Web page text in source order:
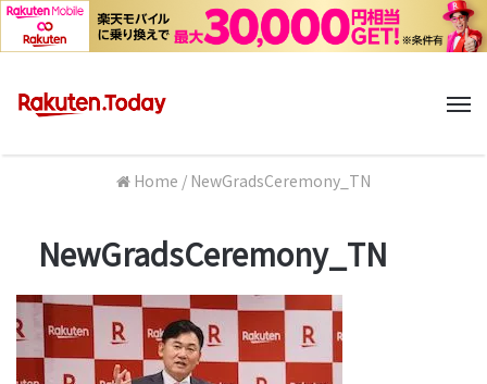
Home / NewGradsCeremony_TN
NewGradsCeremony_TN